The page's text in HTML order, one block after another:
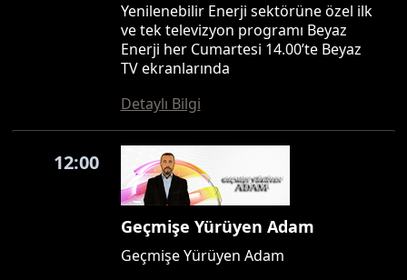
Yenilenebilir Enerji sektörüne özel ilk
ve tek televizyon programı Beyaz
Enerji her Cumartesi 14.00’te Beyaz
TV ekranlarında
Detaylı Bilgi
12:00
Geçmişe Yürüyen Adam
Geçmişe Yürüyen Adam